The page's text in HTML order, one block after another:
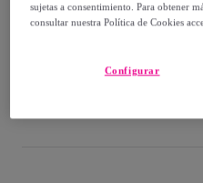
sujetas a consentimiento. Para obtener
consultar nuestra Política de Cookies
Configurar